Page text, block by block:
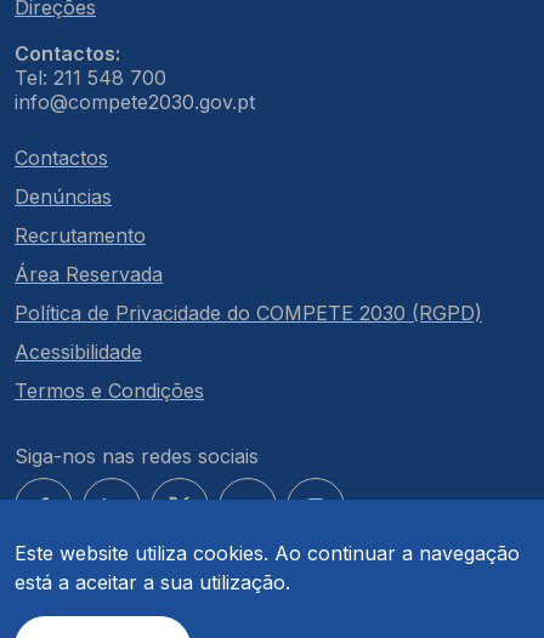
Este website utiliza cookies. Ao continuar a navegação
está a aceitar a sua utilização.
Direções
Contactos:
Tel: 211 548 700
info@compete2030.gov.pt
Contactos
Denúncias
Recrutamento
Área Reservada
Política de Privacidade do COMPETE 2030 (RGPD)
Acessibilidade
Termos e Condições
Siga-nos nas redes sociais